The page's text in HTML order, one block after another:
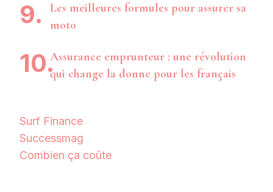
Les meilleures formules pour assurer sa
moto
Assurance emprunteur : une révolution
qui change la donne pour les français
Surf Finance
Successmag
Combien ça coûte